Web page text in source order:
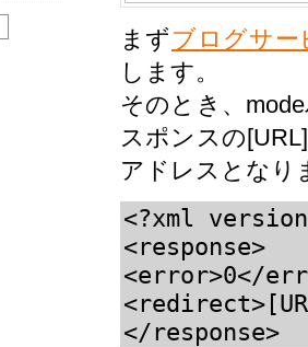
まずブログサ
します。
そのとき、
スポンスの
アドレスとなり
<?xml
<response>
<error>0</
</response>